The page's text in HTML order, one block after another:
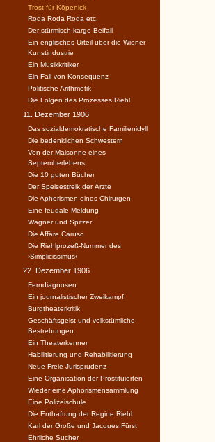
Trost für Köpenick
Roda Roda Roda etc.
Der stürmisch-karge Beifall
Ein englisches Urteil über die Wiener
Kunstindustrie
Ein Musikkritiker
Ein Fall von Konsequenz
Politische Arithmetik
Die Folgen des Prozesses Riehl
11. Dezember 1906
Das sozialdemokratische Familienidyll
Die bedenklichen Schwestern
Von der Maisonne eines
Septemberlebens
Die 10 guten Bücher
Der Speisestreik der Ärzte
Die Aphorismen eines Chirurgen
Eine feudale Meldung
Wagner und Spitzer
Die Affäre Caruso
Die Riehlprozeß-Nummer des
›Simplicissimus‹
22. Dezember 1906
Ferndiagnosen
Ein journalistischer Zweikampf
Burgtheaterkritik
Geschäftsgeist und volkstümliche
Bestrebungen
Ein Theaterkenner
Habilitierung und Rehabilitierung
Neue Freie Jurisprudenz
Eine Organisation der Prostituierten
Wieder eine Aphorismensammlung
Eine Polizeischule
Die Enthaftung der Regine Riehl
Karl der Große und Jacques Fürst
Ehrliche Sucher